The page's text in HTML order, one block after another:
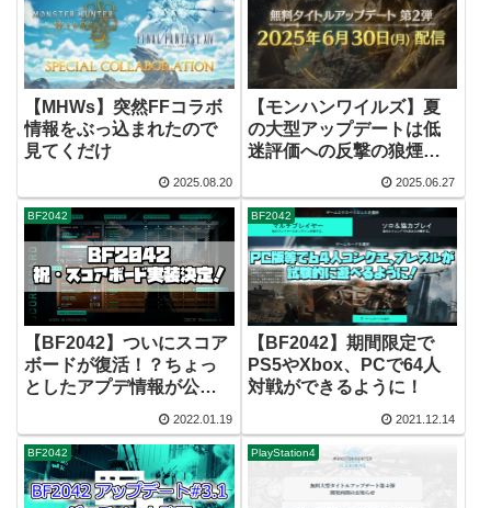
【MHWs】突然FFコラボ
情報をぶっ込まれたので
見てくだけ
2025.08.20
【モンハンワイルズ】夏
の大型アップデートは低
迷評価への反撃の狼煙と
2025.06.27
BF2042
【BF2042】ついにスコア
ボードが復活！？ちょっ
としたアプデ情報が公式
2022.01.19
BF2042
【BF2042】期間限定で
PS5やXbox、PCで64人
対戦ができるように！
2021.12.14
BF2042 PlayStation4